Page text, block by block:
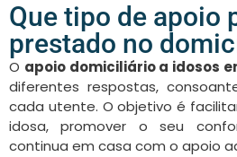
Que tipo de apoio
prestado no
O apoio domiciliário a idosos
diferentes respostas,
cada utente. O objetivo é
idosa, promover o seu
continua em casa com o apoio